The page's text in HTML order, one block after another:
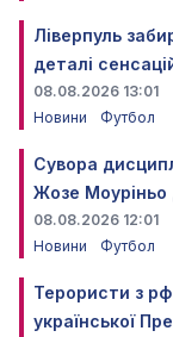
Ліверпуль
деталі
08.08.2026 13:01
Новини
Футбол
Сувора
Жозе Моуріньо
08.08.2026 12:01
Новини
Футбол
Терористи з
української